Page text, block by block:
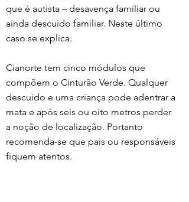
que é autista – desavença familiar ou
ainda descuido familiar. Neste último
caso se explica.
Cianorte tem cinco módulos que
compõem o Cinturão Verde. Qualquer
descuido e uma criança pode adentrar a
mata e após seis ou oito metros perder
a noção de localização. Portanto
recomenda-se que pais ou responsáveis
fiquem atentos.